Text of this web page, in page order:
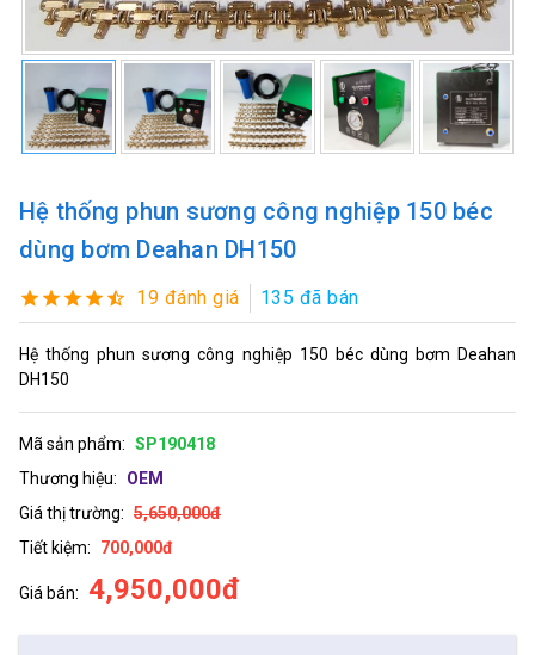
Hệ thống phun sương công nghiệp 150 béc
dùng bơm Deahan DH150
19 đánh giá 135 đã bán
Hệ thống phun sương công nghiệp 150 béc dùng bơm Deahan
DH150
Mã sản phẩm: SP190418
Thương hiệu:
OEM
Giá thị trường: 5,650,000đ
Tiết kiệm:
700,000đ
Giá bán: 4,950,000đ